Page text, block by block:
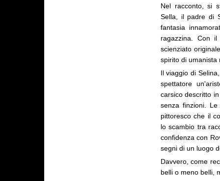
Nel racconto, si
Sella, il padre di
fantasia
ragazzina. Con
scienziato
spirito di umanista
Il viaggio di
spettatore
carsico descritto
senza finzioni.
pittoresco che il
lo scambio tra
confidenza con
segni di un luogo
Davvero, come
belli o meno belli,